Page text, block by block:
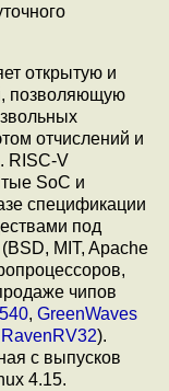
открытую и
позволяющую
отчислений и
RISC-V
SoC и
спецификации
под
MIT, Apache
чипов
, GreenWaves
RavenRV32).
с выпусков
4.15.